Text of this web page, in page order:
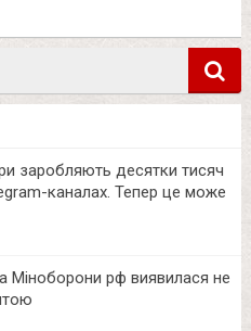
заробляють десятки тисяч
каналах. Тепер це може
Міноборони рф виявилася не